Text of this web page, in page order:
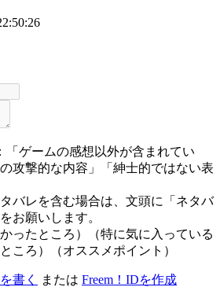
「ゲームの感想以外が含まれてい
攻撃的な内容」「紳士的ではない表
バレを含む場合は、文頭に「ネタバ
お願いします。
ったところ）（特に気に入っている
ころ）（オススメポイント）
書く または Freem！IDを作成